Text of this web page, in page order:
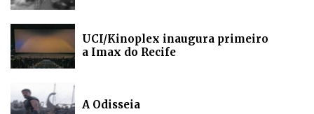
UCI/Kinoplex inaugura primeiro
a Imax do Recife
A Odisseia